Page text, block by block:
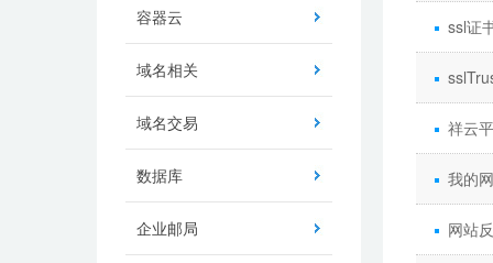
容器云
域名相关
域名交易
数据库
企业邮局
ssl证
祥云
我的
网站